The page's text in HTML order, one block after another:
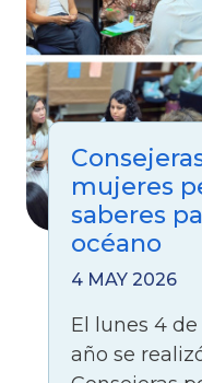
mujeres
saberes
océano
4 MAY 2026
El lunes 4
año se